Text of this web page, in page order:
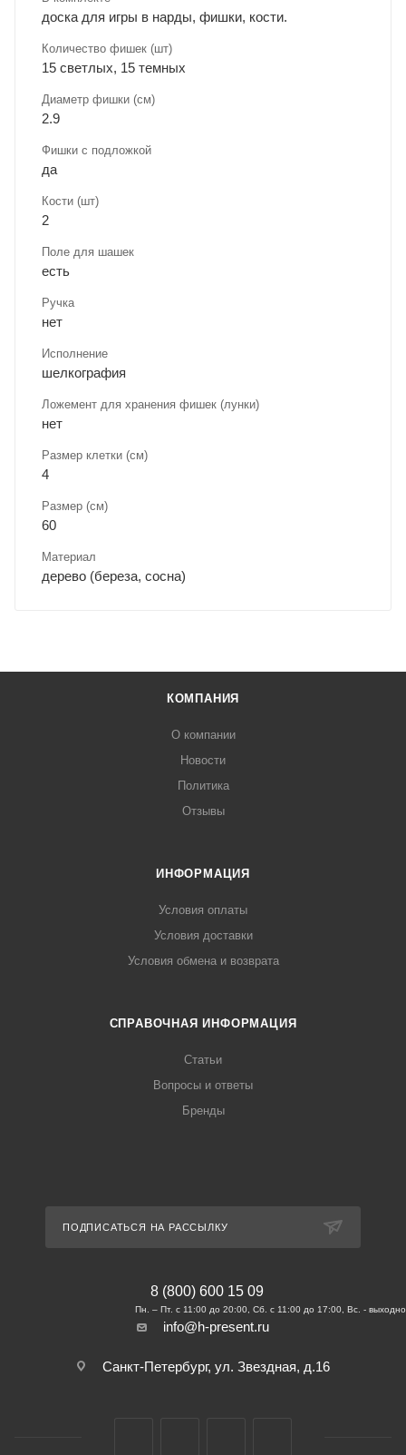
доска для игры в нарды, фишки, кости.
Количество фишек (шт)
15 светлых, 15 темных
Диаметр фишки (см)
2.9
Фишки с подложкой
да
Кости (шт)
2
Поле для шашек
есть
Ручка
нет
Исполнение
шелкография
Ложемент для хранения фишек (лунки)
нет
Размер клетки (см)
4
Размер (см)
60
Материал
дерево (береза, сосна)
КОМПАНИЯ
О компании
Новости
Политика
Отзывы
ИНФОРМАЦИЯ
Условия оплаты
Условия доставки
Условия обмена и возврата
СПРАВОЧНАЯ ИНФОРМАЦИЯ
Статьи
Вопросы и ответы
Бренды
ПОДПИСАТЬСЯ НА РАССЫЛКУ
8 (800) 600 15 09
info@h-present.ru
Санкт-Петербург, ул. Звездная, д.16